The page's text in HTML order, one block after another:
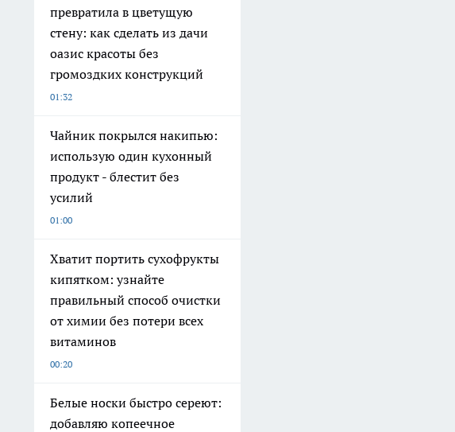
превратила в цветущую
стену: как сделать из дачи
оазис красоты без
громоздких конструкций
01:32
Чайник покрылся накипью:
использую один кухонный
продукт - блестит без
усилий
01:00
Хватит портить сухофрукты
кипятком: узнайте
правильный способ очистки
от химии без потери всех
витаминов
00:20
Белые носки быстро сереют:
добавляю копеечное